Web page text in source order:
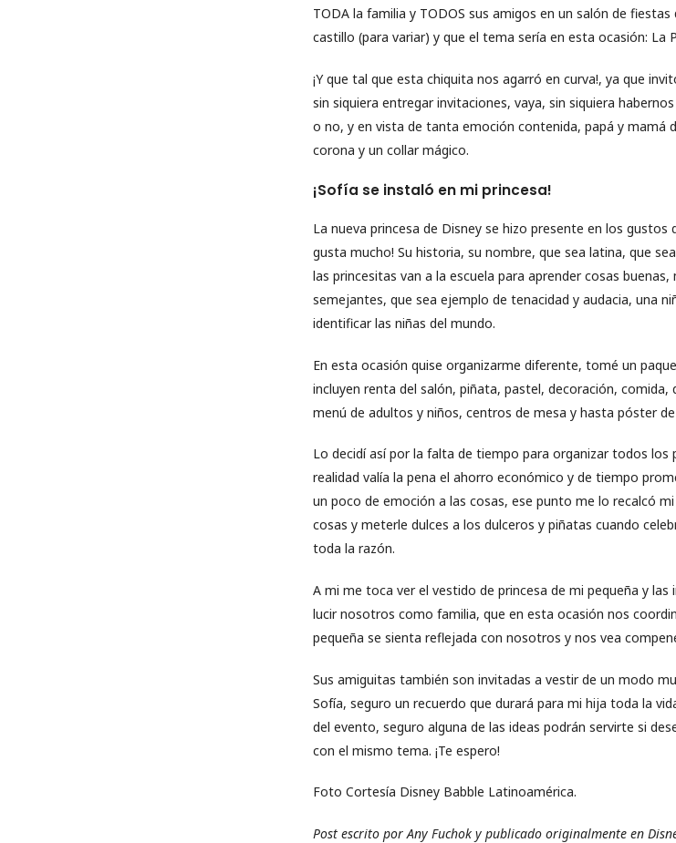
TODA la familia y TODOS sus amigos en un salón de
castillo (para variar) y que el tema sería en esta ocasión: La
¡Y que tal que esta chiquita nos agarró en curva!, ya que
sin siquiera entregar invitaciones, vaya, sin siquiera
o no, y en vista de tanta emoción contenida, papá y mamá
corona y un collar mágico.
¡Sofía se instaló en mi princesa!
La nueva princesa de Disney se hizo presente en los gustos
gusta mucho! Su historia, su nombre, que sea latina, que
las princesitas van a la escuela para aprender cosas
semejantes, que sea ejemplo de tenacidad y audacia, una
identificar las niñas del mundo.
En esta ocasión quise organizarme diferente, tomé un
incluyen renta del salón, piñata, pastel, decoración, comida,
menú de adultos y niños, centros de mesa y hasta póster
Lo decidí así por la falta de tiempo para organizar todos los
realidad valía la pena el ahorro económico y de tiempo
un poco de emoción a las cosas, ese punto me lo recalcó
cosas y meterle dulces a los dulceros y piñatas cuando
toda la razón.
A mi me toca ver el vestido de princesa de mi pequeña y
lucir nosotros como familia, que en esta ocasión nos
pequeña se sienta reflejada con nosotros y nos vea
Sus amiguitas también son invitadas a vestir de un modo
Sofía, seguro un recuerdo que durará para mi hija toda la
del evento, seguro alguna de las ideas podrán servirte si
con el mismo tema. ¡Te espero!
Foto Cortesía Disney Babble Latinoamérica.
Post escrito por Any Fuchok y publicado originalmente en